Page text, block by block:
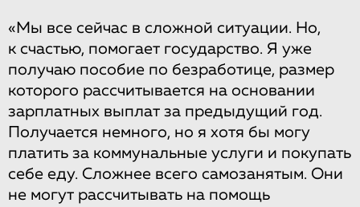
«Мы все сейчас в сложной ситуации. Но,
к счастью, помогает государство. Я уже
получаю пособие по безработице, размер
которого рассчитывается на основании
зарплатных выплат за предыдущий год.
Получается немного, но я хотя бы могу
платить за коммунальные услуги и покупать
себе еду. Сложнее всего самозанятым. Они
не могут рассчитывать на помощь